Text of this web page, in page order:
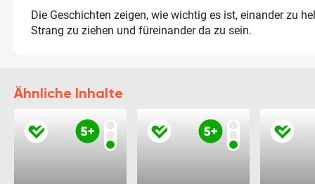
Die Geschichten zeigen, wie wichtig es ist, einander zu
Strang zu ziehen und füreinander da zu sein.
Ähnliche Inhalte